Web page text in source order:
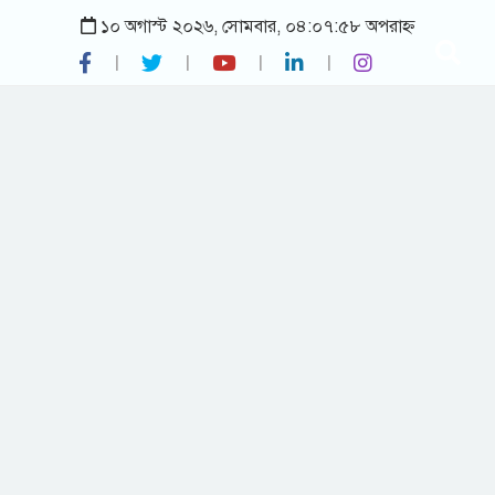
১০ অগাস্ট ২০২৬, সোমবার, ০৪:০৭:৫৮ অপরাহ্ন